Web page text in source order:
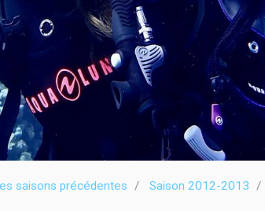
saisons précédentes Saison 2012-2013